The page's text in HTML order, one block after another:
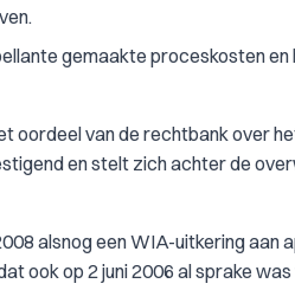
gemaakte proceskosten
oordeel van de rechtbank over
en stelt zich achter de
alsnog een WIA-uitkering aan
ook op 2 juni 2006 al sprake